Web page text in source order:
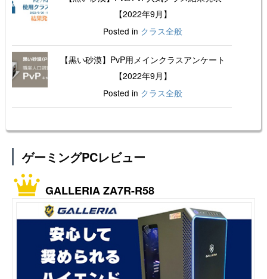
【2022年9月】
Posted in クラス全般
【黒い砂漠】PvP用メインクラスアンケート
【2022年9月】
Posted in クラス全般
ゲーミングPCレビュー
GALLERIA ZA7R-R58